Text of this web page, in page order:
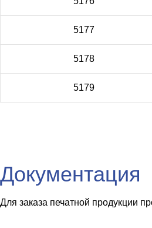
5177
5178
5179
Документация
Для заказа печатной продукции